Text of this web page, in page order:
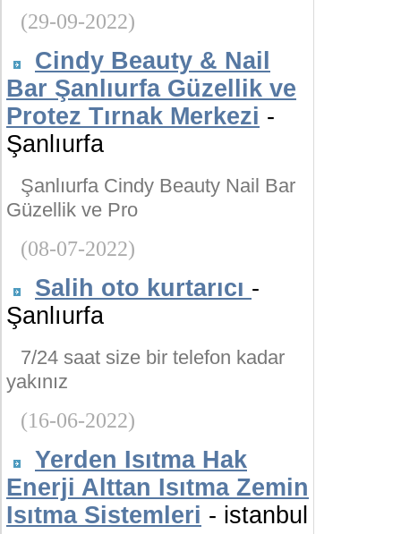
(29-09-2022)
Cindy Beauty & Nail
Bar Şanlıurfa Güzellik ve
Protez Tırnak Merkezi -
Şanlıurfa
Şanlıurfa Cindy Beauty Nail Bar
Güzellik ve Pro
(08-07-2022)
Salih oto kurtarıcı -
Şanlıurfa
7/24 saat size bir telefon kadar
yakınız
(16-06-2022)
Yerden Isıtma Hak
Enerji Alttan Isıtma Zemin
Isıtma Sistemleri - istanbul